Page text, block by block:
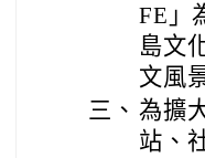
FE」
島文
文風
三、 為擴
站、